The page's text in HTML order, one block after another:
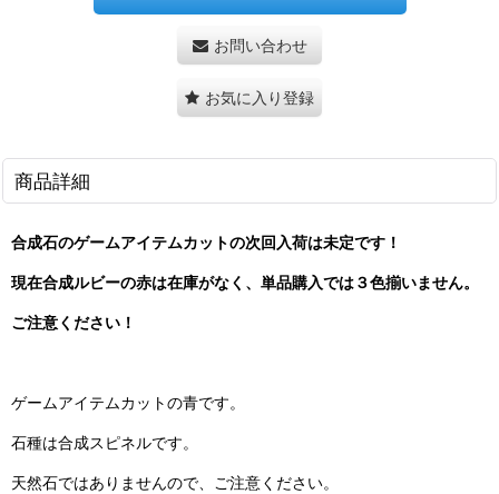
お問い合わせ
お気に入り登録
商品詳細
合成石のゲームアイテムカットの次回入荷は未定です！
現在合成ルビーの赤は在庫がなく、単品購入では３色揃いません。
ご注意ください！
ゲームアイテムカットの青です。
石種は合成スピネルです。
天然石ではありませんので、ご注意ください。